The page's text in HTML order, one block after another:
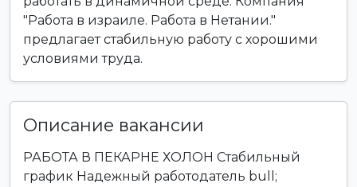
"Работа в израиле. Работа в Нетании."
предлагает стабильную работу с хорошими
условиями труда.
Описание вакансии
РАБОТА В ПЕКАРНЕ ХОЛОН Стабильный
график Надежный работодатель bull;